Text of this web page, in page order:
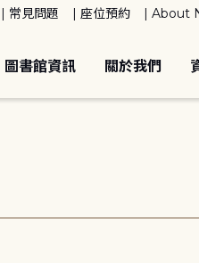
常見問題 座位預約 About
圖書館資訊 關於我們